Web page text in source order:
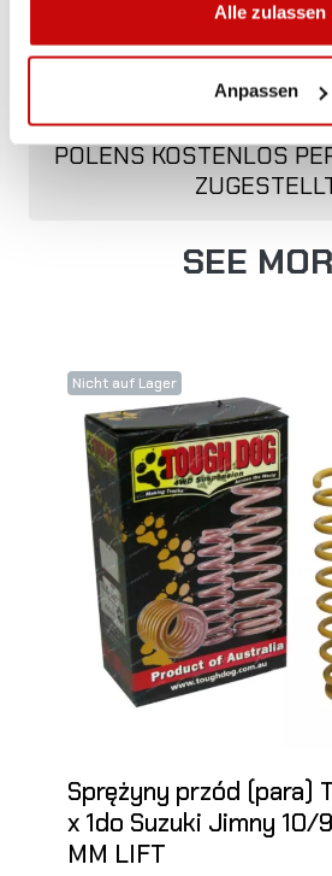
Alle zulassen
Anpassen
KOSTENLOSER
ALLE BESTELLUNGEN
SHOP WERDEN
POLENS KOSTENLOS
SEE
Nicht auf Lager
Sprężyny przód (para)
x 1do Suzuki Jimny
MM LIFT